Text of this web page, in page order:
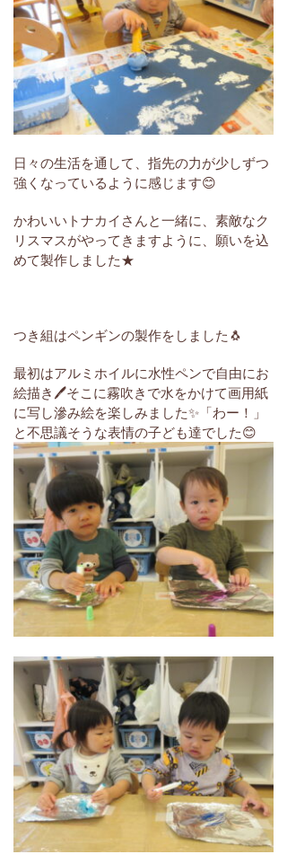
日々の生活を通して、指先の力が少しずつ
強くなっているように感じます😊
かわいいトナカイさんと一緒に、素敵なク
リスマスがやってきますように、願いを込
めて製作しました★
つき組はペンギンの製作をしました🐧
最初はアルミホイルに水性ペンで自由にお
絵描き🖊そこに霧吹きで水をかけて画用紙
に写し滲み絵を楽しみました✨「わー！」
と不思議そうな表情の子ども達でした😊